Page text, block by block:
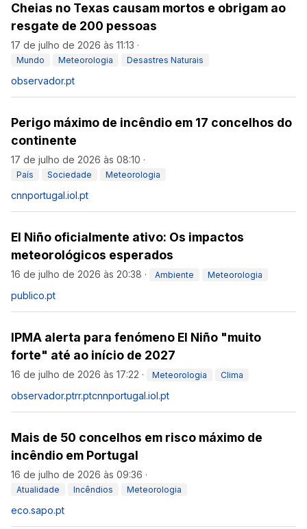
Cheias no Texas causam mortos e obrigam ao
resgate de 200 pessoas
17 de julho de 2026 às 11:13 ·
Mundo Meteorologia Desastres Naturais
observador.pt
Perigo máximo de incêndio em 17 concelhos do
continente
17 de julho de 2026 às 08:10 ·
País Sociedade Meteorologia
cnnportugal.iol.pt
El Niño oficialmente ativo: Os impactos
meteorológicos esperados
16 de julho de 2026 às 20:38 · Ambiente Meteorologia
publico.pt
IPMA alerta para fenómeno El Niño "muito
forte" até ao início de 2027
16 de julho de 2026 às 17:22 · Meteorologia Clima
observador.ptrr.ptcnnportugal.iol.pt
Mais de 50 concelhos em risco máximo de
incêndio em Portugal
16 de julho de 2026 às 09:36 ·
Atualidade Incêndios Meteorologia
eco.sapo.pt